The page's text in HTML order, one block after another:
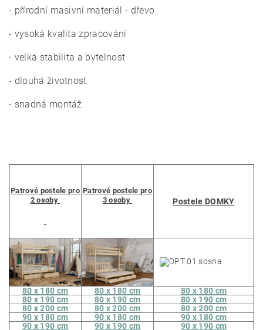
- přírodní masivní materiál - dřevo
- vysoká kvalita zpracování
- velká stabilita a bytelnost
- dlouhá životnost
- snadná montáž
Patrové postele pro
2 osoby
Patrové postele pro
3 osoby
Postele DOMKY
80 x 180 cm 80 x 180 cm
80 x 180 cm
80 x 190 cm
80 x 190 cm
80 x 190 cm
80 x 200 cm
80 x 200 cm
80 x 200 cm
90 x 180 cm
90 x 180 cm
90 x 180 cm
90 x 190 cm
90 x 190 cm
90 x 190 cm